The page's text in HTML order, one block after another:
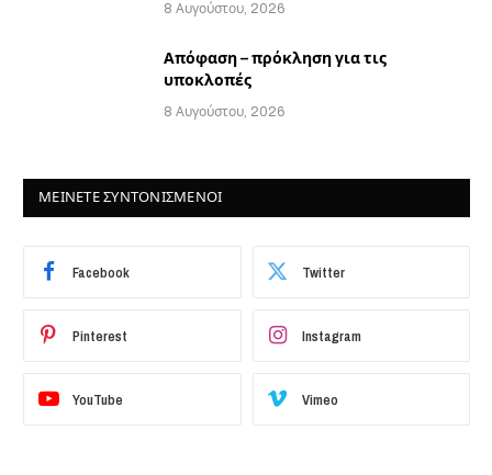
8 Αυγούστου, 2026
Απόφαση – πρόκληση για τις
υποκλοπές
8 Αυγούστου, 2026
ΜΕΙΝΕΤΕ ΣΥΝΤΟΝΙΣΜΕΝΟΙ
Facebook Twitter
Pinterest Instagram
YouTube Vimeo